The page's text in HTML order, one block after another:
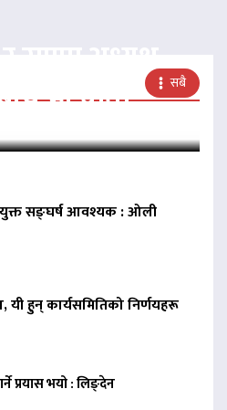
सबै
राप्रपा अध्यक्ष
भेटवार्ता
सङ्घर्ष आवश्यक : ओली
यी हुन् कार्यसमितिको निर्णयहरू
प्रयास भयो : लिङ्देन